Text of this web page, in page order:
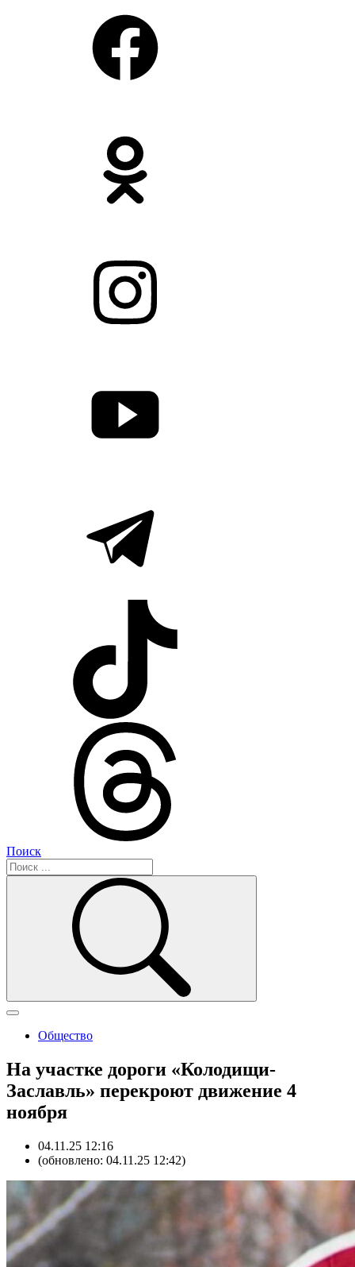
Поиск
Общество
На участке дороги «Колодищи-
Заславль» перекроют движение 4
ноября
04.11.25 12:16
(обновлено: 04.11.25 12:42)